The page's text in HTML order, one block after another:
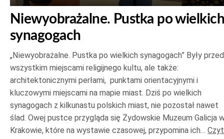
Niewyobrażalne. Pustka po wielkich
synagogach
„Niewyobrażalne. Pustka po wielkich synagogach” Były
wszystkim miejscami religijnego kultu, ale także:
architektonicznymi perłami, punktami orientacyjnymi i
kluczowymi miejscami na mapie miast. Dziś po wielkich
synagogach z kilkunastu polskich miast, nie pozostał nawet
ślad. Owej pustce przygląda się Żydowskie Muzeum Galicja
Krakowie, które na wystawie czasowej, przypomina ich…